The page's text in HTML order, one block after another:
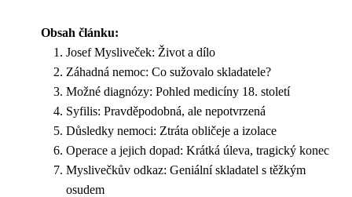
Obsah článku:
Josef Mysliveček: Život a dílo
Záhadná nemoc: Co sužovalo skladatele?
Možné diagnózy: Pohled medicíny 18. století
Syfilis: Pravděpodobná, ale nepotvrzená
Důsledky nemoci: Ztráta obličeje a izolace
Operace a jejich dopad: Krátká úleva, tragický konec
Myslivečkův odkaz: Geniální skladatel s těžkým
osudem